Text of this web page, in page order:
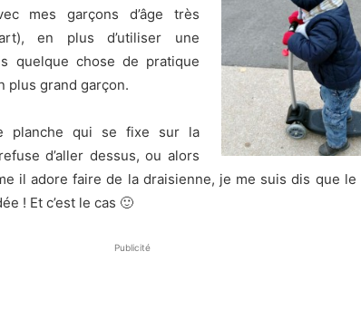
mes garçons d’âge très
en plus d’utiliser une
quelque chose de pratique
plus grand garçon.
planche qui se fixe sur la
d’aller dessus, ou alors
il adore faire de la draisienne, je me suis dis que le
! Et c’est le cas 🙂
Publicité